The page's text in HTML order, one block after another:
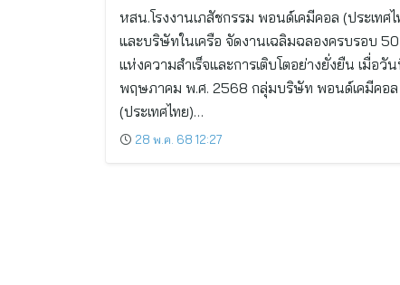
หสน.โรงงานเภสัชกรรม พอนด์เคมีคอล (ประเทศไ
และบริษัทในเครือ จัดงานเฉลิมฉลองครบรอบ
แห่งความสำเร็จและการเติบโตอย่างยั่งยืน เมื่อวัน
พฤษภาคม พ.ศ. 2568 กลุ่มบริษัท พอนด์เคมีคอล
(ประเทศไทย)…
28 พ.ค. 68 12:27